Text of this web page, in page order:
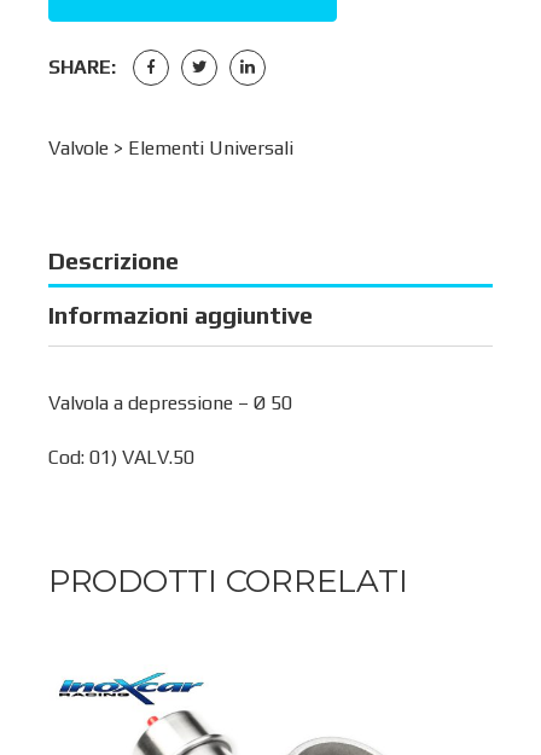
SHARE:
Valvole > Elementi Universali
Descrizione
Informazioni aggiuntive
Valvola a depressione – Ø 50
Cod: 01) VALV.50
PRODOTTI CORRELATI